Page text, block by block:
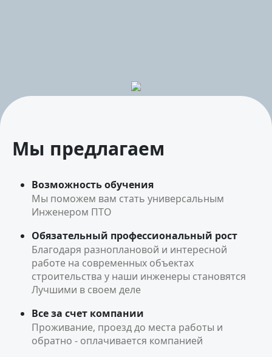
Мы предлагаем
Возможность обучения
Мы поможем вам стать универсальным
Инженером ПТО
Обязательный профессиональный рост
Благодаря разноплановой и интересной
работе на современных объектах
строительства у наши инженеры становятся
Лучшими в своем деле
Все за счет компании
Проживание, проезд до места работы и
обратно - оплачивается компанией